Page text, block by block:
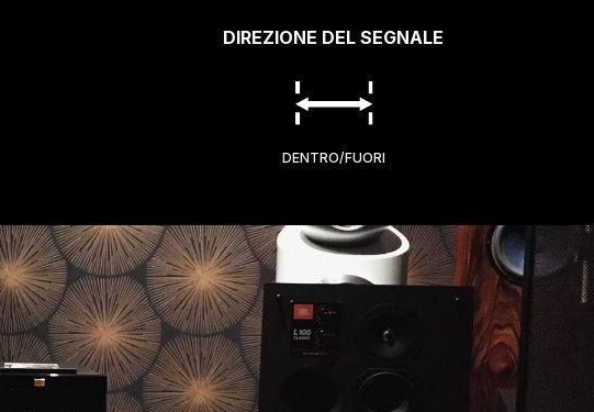
DIREZIONE DEL SEGNALE
DENTRO/FUORI